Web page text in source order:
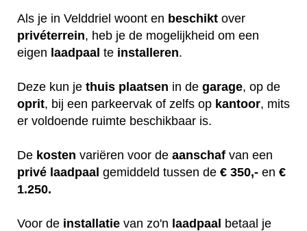
Als je in Velddriel woont en beschikt over
privéterrein, heb je de mogelijkheid om een
eigen laadpaal te installeren.
Deze kun je thuis plaatsen in de garage, op de
oprit, bij een parkeervak of zelfs op kantoor, mits
er voldoende ruimte beschikbaar is.
De kosten variëren voor de aanschaf van een
privé laadpaal gemiddeld tussen de € 350,- en €
1.250.
Voor de installatie van zo'n laadpaal betaal je